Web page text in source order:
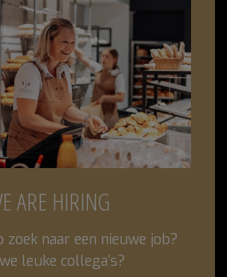
ARE HIRING
zoek naar een nieuwe job?
leuke collega's?